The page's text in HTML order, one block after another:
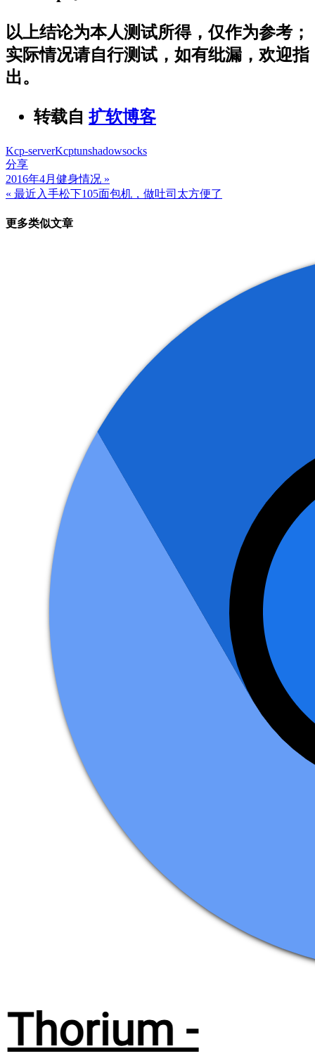
以上结论为本人测试所得，仅作为参考；
实际情况请自行测试，如有纰漏，欢迎指
出。
转载自扩软博客
Kcp-serverKcptunshadowsocks
分享
文
章
导
2016年4月健身情况 »
« 最近入手松下105面包机，做吐司太方便了
更多类似文章